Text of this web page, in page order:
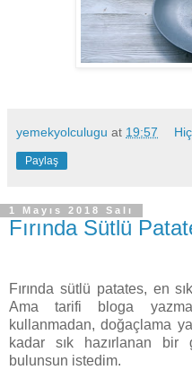
yemekyolculugu at 19:57
Paylaş
1 Mayıs 2018 Salı
Fırında Sütlü
Fırında sütlü patates, en
Ama tarifi bloga
kullanmadan, doğaçlama
kadar sık hazırlanan bir
bulunsun istedim.